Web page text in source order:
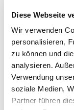
Diese Webseite
Wir verwenden
personalisieren,
zu können und
analysieren.
Verwendung
soziale Medien,
Partner führen